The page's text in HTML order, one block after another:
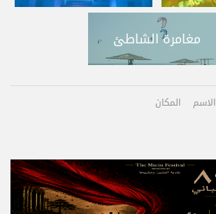
مغامرة الشاطئ
الاسم المكان